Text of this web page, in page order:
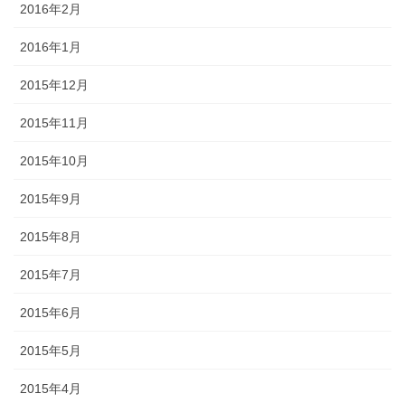
2016年2月
2016年1月
2015年12月
2015年11月
2015年10月
2015年9月
2015年8月
2015年7月
2015年6月
2015年5月
2015年4月